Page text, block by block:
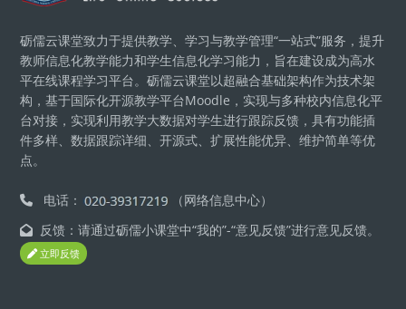
砺儒云课堂致力于提供教学、学习与教学管理“一站式”服务，提升
教师信息化教学能力和学生信息化学习能力，旨在建设成为高水
平在线课程学习平台。砺儒云课堂以超融合基础架构作为技术架
构，基于国际化开源教学平台Moodle，实现与多种校内信息化平
台对接，实现利用教学大数据对学生进行跟踪反馈，具有功能插
件多样、数据跟踪详细、开源式、扩展性能优异、维护简单等优
点。
电话：
（网络信息中心）
反馈：请通过砺儒小课堂中“我的”-“意见反馈”进行意见反馈。
立即反馈